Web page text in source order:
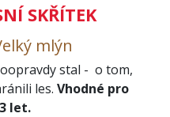
SKŘÍTEK
mlýn
stal - o tom,
les. Vhodné pro
let.